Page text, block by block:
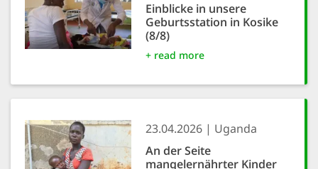
Einblicke in unsere
Geburtsstation in Kosike
(8/8)
+ read more
23.04.2026
Uganda
An der Seite
mangelernährter Kinder